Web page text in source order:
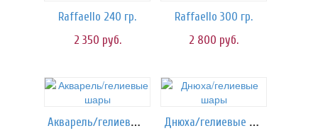
Raffaello 240 гр.
2 350 руб.
Raffaello 300 гр.
2 800 руб.
Акварель/гелиевые шары Днюха/гелиевые шары